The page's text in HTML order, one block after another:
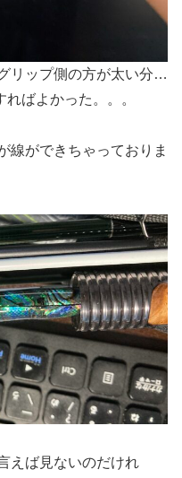
リップ側の方が太い分…
ばよかった。。。
線ができちゃっておりま
えば見ないのだけれ